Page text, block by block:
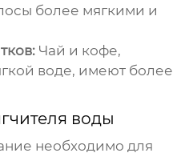
более мягкими и
Чай и кофе,
воде, имеют более
воды
необходимо для